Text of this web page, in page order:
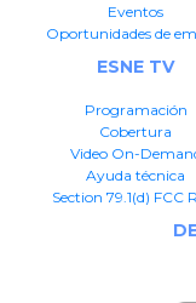
Eventos
Oportunidades de
ESNE TV
Programación
Cobertura
Video On-
Ayuda técnica
Section 79.1(d) FCC